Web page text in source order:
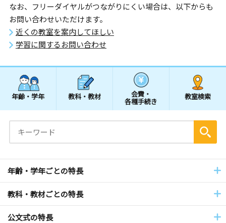
なお、フリーダイヤルがつながりにくい場合は、以下からも
お問い合わせいただけます。
近くの教室を案内してほしい
学習に関するお問い合わせ
年齢・学年 教科・教材 会費・
各種手続き
教室検索
年齢・学年ごとの特長
教科・教材ごとの特長
公文式の特長